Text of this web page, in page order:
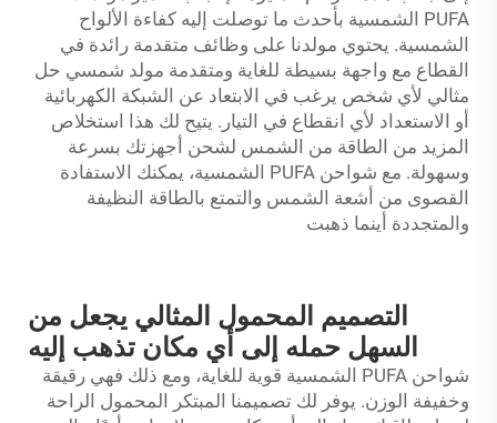
PUFA الشمسية بأحدث ما توصلت إليه كفاءة الألواح
الشمسية. يحتوي مولدنا على وظائف متقدمة رائدة في
القطاع مع واجهة بسيطة للغاية ومتقدمة مولد شمسي حل
مثالي لأي شخص يرغب في الابتعاد عن الشبكة الكهربائية
أو الاستعداد لأي انقطاع في التيار. يتيح لك هذا استخلاص
المزيد من الطاقة من الشمس لشحن أجهزتك بسرعة
وسهولة. مع شواحن PUFA الشمسية، يمكنك الاستفادة
القصوى من أشعة الشمس والتمتع بالطاقة النظيفة
والمتجددة أينما ذهبت
التصميم المحمول المثالي يجعل من
السهل حمله إلى أي مكان تذهب إليه
شواحن PUFA الشمسية قوية للغاية، ومع ذلك فهي رقيقة
وخفيفة الوزن. يوفر لك تصميمنا المبتكر المحمول الراحة